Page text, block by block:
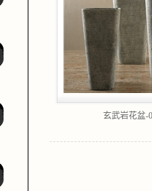
玄武岩花盆-